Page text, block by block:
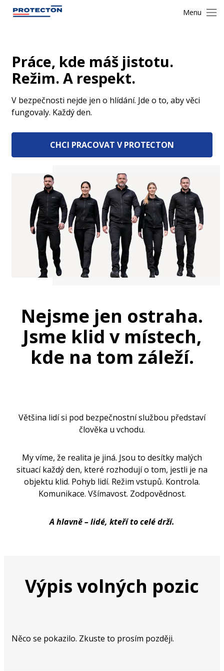
Menu
Práce, kde máš jistotu.
Režim. A respekt.
V bezpečnosti nejde jen o hlídání. Jde o to, aby věci
fungovaly. Každý den.
CHCI PRACOVAT V PROTECTON
Nejsme jen ostraha.
Jsme klid v místech,
kde na tom záleží.
Většina lidí si pod bezpečnostní službou představí
člověka u vchodu.
My víme, že realita je jiná. Jsou to desítky malých
situací každý den, které rozhodují o tom, jestli je na
objektu klid. Pohyb lidí. Režim vstupů. Kontrola.
Komunikace. Všímavost. Zodpovědnost.
A hlavně – lidé, kteří to celé drží.
Výpis volných pozic
Něco se pokazilo. Zkuste to prosím později.